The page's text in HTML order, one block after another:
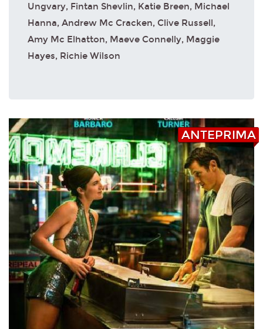
Ungvary, Fintan Shevlin, Katie Breen, Michael
Hanna, Andrew Mc Cracken, Clive Russell,
Amy Mc Elhatton, Maeve Connelly, Maggie
Hayes, Richie Wilson
ANTEPRIMA